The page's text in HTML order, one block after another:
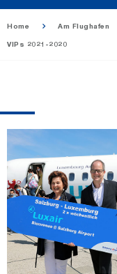
Home Am Flughafen
VIPs 2021-2020